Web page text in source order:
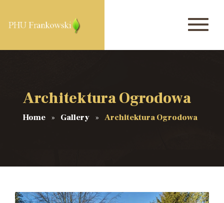
Architektura Ogrodowa
Home Gallery Architektura Ogrodowa